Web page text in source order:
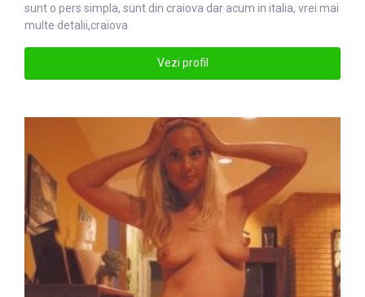
sunt o pers simpla, sunt din craiova dar acum in italia, vrei mai
multe detalii,craiova
Vezi profil